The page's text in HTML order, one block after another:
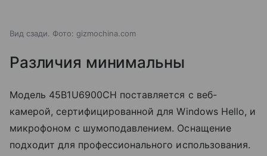
Вид сзади. Фото: gizmochina.com
Различия минимальны
Модель 45B1U6900CH поставляется с веб-
камерой, сертифицированной для Windows Hello, и
микрофоном с шумоподавлением. Оснащение
подходит для профессионального использования.